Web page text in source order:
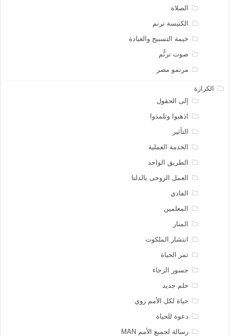
الصلاة
الكنيسة ترنم
خيمة التسبيح والعبادة
صوت ترنُّم
مرنمو مصر
الكرازة
إلى الحقول
اذهبوا وتلمذوا
التأثير
الخدمة العملية
الطريق الواحد
العمل الروحى بالدلتا
الفادي
المعلمين
المنار
انتشار الملكوت
ثمر الحياة
جسور الرجاء
حلم جديد
حياة لكل الأمم زوي
دعوة للحياة
رسالة لجميع الأمم MAN